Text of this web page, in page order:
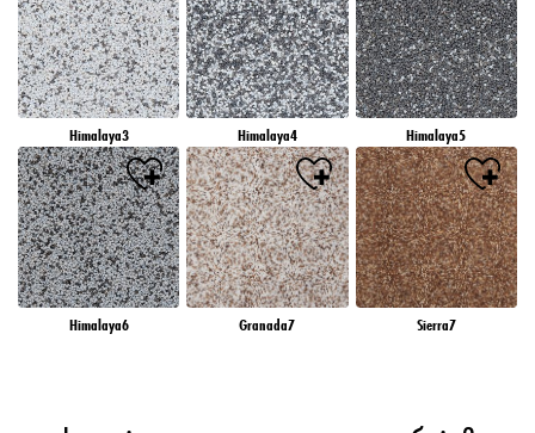
Himalaya3 Himalaya4 Himalaya5
Himalaya6 Granada7 Sierra7